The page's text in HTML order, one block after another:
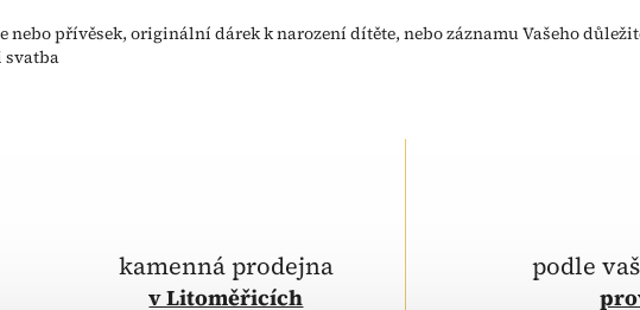
nebo přívěsek, originální dárek k narození dítěte, nebo záznamu Vašeho
svatba
kamenná prodejna
v Litoměřicích
podle